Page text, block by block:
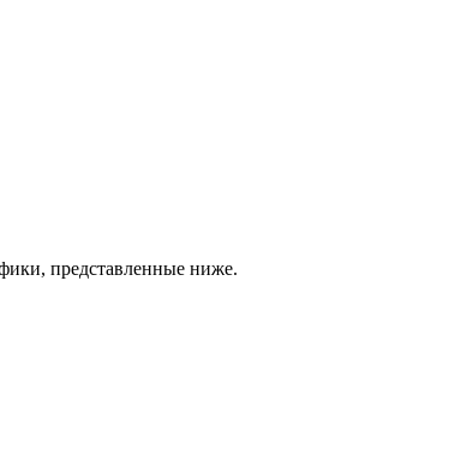
представленные ниже.